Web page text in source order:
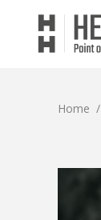
Home /